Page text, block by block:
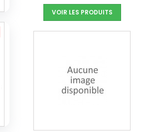
VOIR LES PRODUITS